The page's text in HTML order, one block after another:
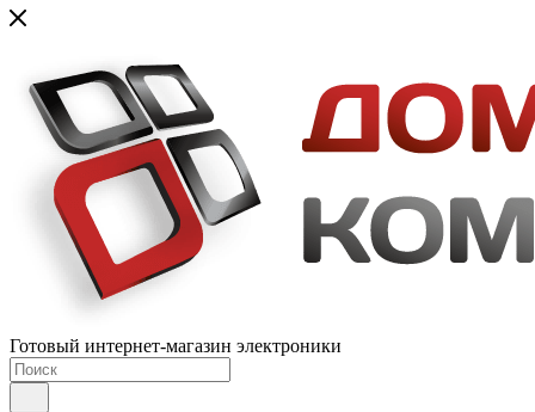
Готовый интернет-магазин электроники